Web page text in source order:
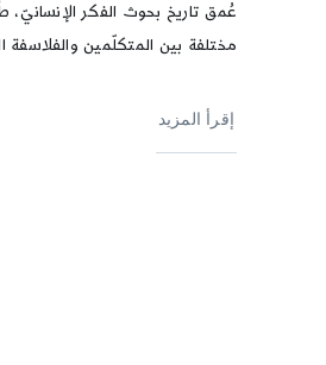
عُمق تاريخ بحوث الفكر الإنسانيّ،
مختلفة بين المتكلّمين والفلاسفة
إقرأ المزيد